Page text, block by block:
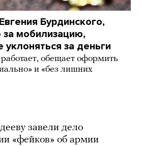
Бурдинского,
за мобилизацию,
уклоняться за деньги
обещает оформить
и «без лишних
завели дело
«фейков» об армии